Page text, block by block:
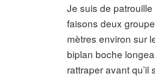
Je suis de
faisons deux
mètres environ sur
biplan boche
rattraper avant